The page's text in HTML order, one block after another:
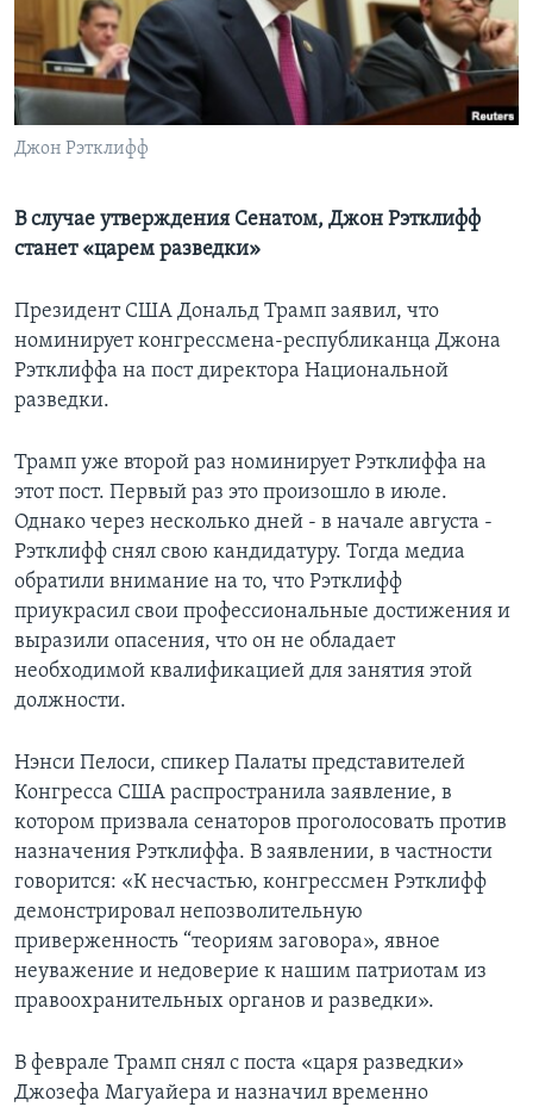
Learning English
СОЦИАЛЬНЫЕ СЕТИ
Языки
Джон Рэтклифф
В случае утверждения Сенатом, Джон Рэтклифф
станет «царем разведки»
Президент США Дональд Трамп заявил, что
номинирует конгрессмена-республиканца Джона
Рэтклиффа на пост директора Национальной
разведки.
Трамп уже второй раз номинирует Рэтклиффа на
этот пост. Первый раз это произошло в июле.
Однако через несколько дней - в начале августа -
Рэтклифф снял свою кандидатуру. Тогда медиа
обратили внимание на то, что Рэтклифф
приукрасил свои профессиональные достижения и
выразили опасения, что он не обладает
необходимой квалификацией для занятия этой
должности.
Нэнси Пелоси, спикер Палаты представителей
Конгресса США распространила заявление, в
котором призвала сенаторов проголосовать против
назначения Рэтклиффа. В заявлении, в частности
говорится: «К несчастью, конгрессмен Рэтклифф
демонстрировал непозволительную
приверженность “теориям заговора», явное
неуважение и недоверие к нашим патриотам из
правоохранительных органов и разведки».
В феврале Трамп снял с поста «царя разведки»
Джозефа Магуайера и назначил временно